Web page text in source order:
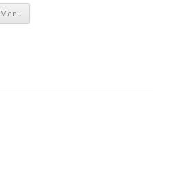
Menu Skip
content